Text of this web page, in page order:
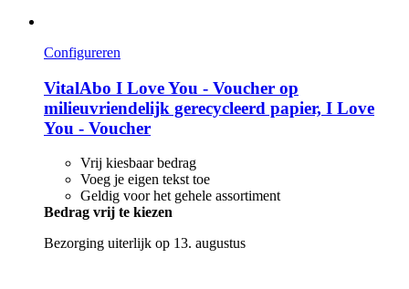
Configureren
VitalAbo I Love You -​ Voucher op
milieuvriendelijk gerecycleerd papier, I Love
You -​ Voucher
Vrij kiesbaar bedrag
Voeg je eigen tekst toe
Geldig voor het gehele assortiment
Bedrag vrij te kiezen
Bezorging uiterlijk op 13. augustus